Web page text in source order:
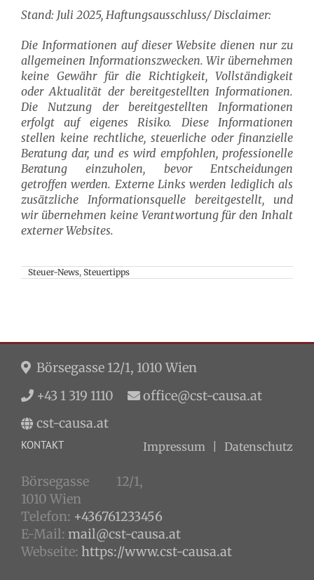
Stand: Juli 2025, Haftungsausschluss/ Disclaimer:
Die Informationen auf dieser Website dienen nur zu
allgemeinen Informationszwecken. Wir übernehmen
keine Gewähr für die Richtigkeit, Vollständigkeit
oder Aktualität der bereitgestellten Informationen.
Die Nutzung der bereitgestellten Informationen
erfolgt auf eigenes Risiko. Diese Informationen
stellen keine rechtliche, steuerliche oder finanzielle
Beratung dar, und es wird empfohlen, professionelle
Beratung einzuholen, bevor Entscheidungen
getroffen werden. Externe Links werden lediglich als
zusätzliche Informationsquelle bereitgestellt, und
wir übernehmen keine Verantwortung für den Inhalt
externer Websites.
Steuer-News, Steuertipps
Börsegasse 12/1, 1010 Wien
+43 1 319 1110
office@cst-causa.at
cst-causa.at
Impressum Datenschutz
KONTAKT
Börsegasse 12/1,
1010 Wien
Telefon: +436761233456
E-Mail: mail@cst-causa.at
Webseite: https://www.cst-causa.at